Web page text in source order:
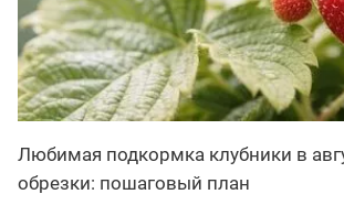
Любимая подкормка клубники в
обрезки: пошаговый план